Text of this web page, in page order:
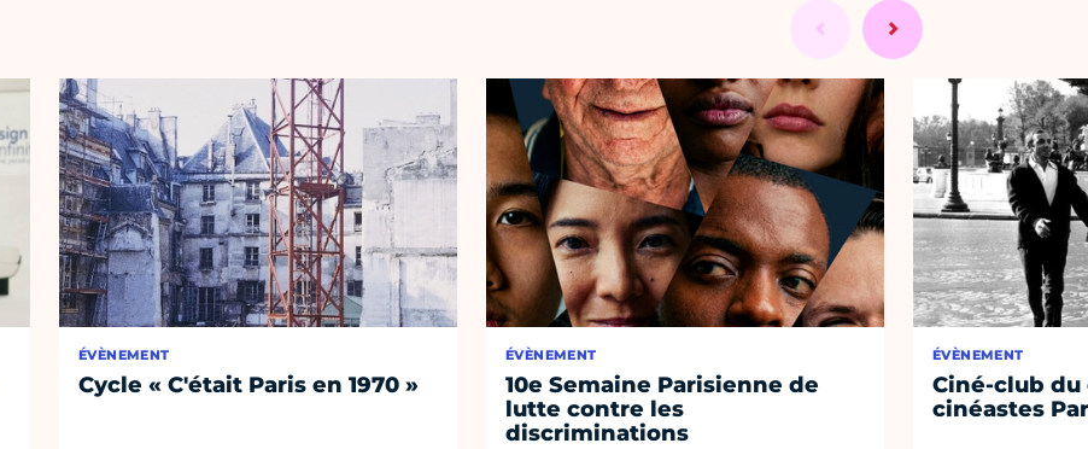
ÉVÈNEMENT
Cycle « C'était Paris en 1970 »
ÉVÈNEMENT
10e Semaine Parisienne de
lutte contre les
discriminations
ÉVÈNEMENT
Ciné-club du
cinéastes